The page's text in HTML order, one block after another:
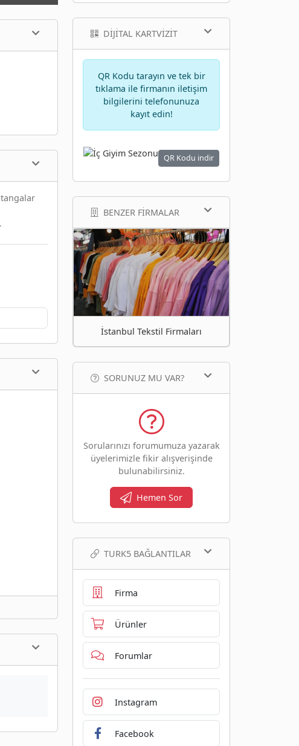
DIJITAL KARTVIZIT
QR Kodu tarayın ve tek bir
tıklama ile firmanın iletişim
bilgilerini telefonunuza
kayıt edin!
QR Kodu indir
BENZER FIRMALAR
İstanbul Tekstil Firmaları
SORUNUZ MU VAR?
Sorularınızı forumumuza yazarak
üyelerimizle fikir alışverişinde
bulunabilirsiniz.
Hemen Sor
TURK5 BAĞLANTILAR
Firma
Ürünler
Forumlar
Instagram
Facebook